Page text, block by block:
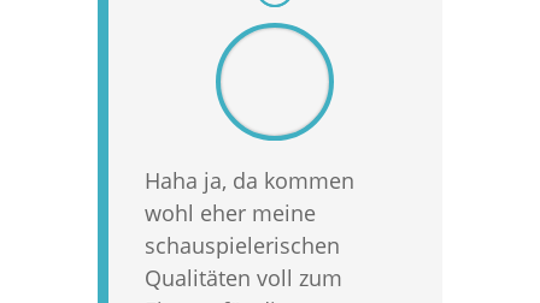
Haha ja, da kommen
wohl eher meine
schauspielerischen
Qualitäten voll zum